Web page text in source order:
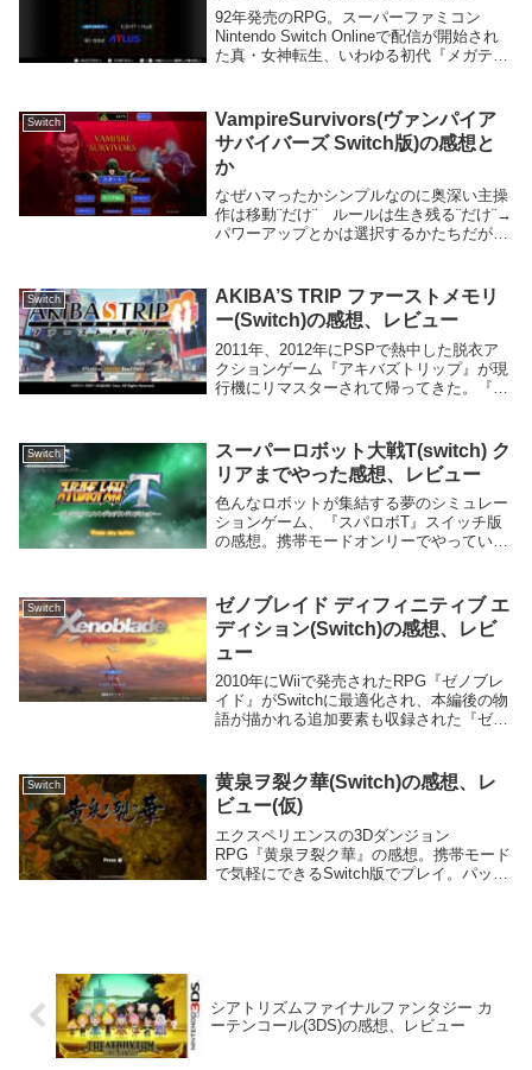
92年発売のRPG。スーパーファミコン
Nintendo Switch Onlineで配信が開始され
た真・女神転生、いわゆる初代『メガテ
白い所、特徴他のゲーム...
Switch
VampireSurvivors(ヴァンパイア
サバイバーズ Switch版)の感想と
か
なぜハマったかシンプルなのに奥深い主操
作は移動¨だけ¨ ルールは生き残る¨だけ¨→
パワーアップとかは選択するかたちだが、
シンプルで、まさにタイトルどおり。これ
に群が...
Switch
AKIBA’S TRIP ファーストメモリ
ー(Switch)の感想、レビュー
2011年、2012年にPSPで熱中した脱衣ア
クションゲーム『アキバズトリップ』が現
行機にリマスターされて帰ってきた。『ア
リップ PLUS』に準じている。まだ...
Switch
スーパーロボット大戦T(switch) ク
リアまでやった感想、レビュー
色んなロボットが集結する夢のシミュレー
ションゲーム、『スパロボT』スイッチ版
の感想。携帯モードオンリーでやっている
とカウボーイビバップの参戦は驚いたけ
ど、違和感なく...
Switch
ゼノブレイド ディフィニティブ エ
ディション(Switch)の感想、レビ
ュー
2010年にWiiで発売されたRPG『ゼノブレ
イド』がSwitchに最適化され、本編後の物
語が描かれる追加要素も収録された『ゼノ
物語かつて機神と巨神の戦いがあった...
Switch
黄泉ヲ裂ク華(Switch)の感想、レ
ビュー(仮)
エクスペリエンスの3Dダンジョン
RPG『黄泉ヲ裂ク華』の感想。携帯モード
で気軽にできるSwitch版でプレイ。パッケ
シアトリズムファイナルファンタジー カ
ーテンコール(3DS)の感想、レビュー